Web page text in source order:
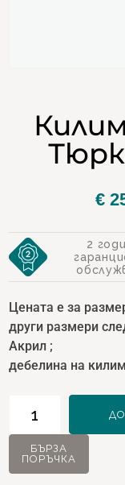
€
2
Цената е за
други размери
Акрил ;
дебелина на
Килим
Historia
БЪРЗА
ПОРЪЧКА